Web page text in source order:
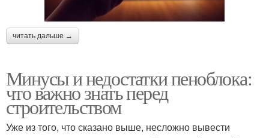
читать дальше →
Минусы и недостатки пеноблока:
что важно знать перед
строительством
Уже из того, что сказано выше, несложно вывести